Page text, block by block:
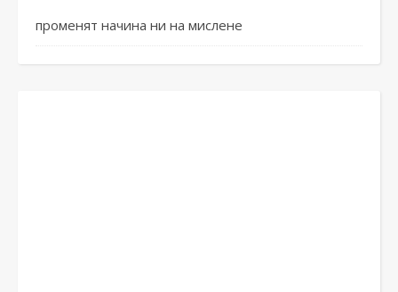
променят начина ни на мислене